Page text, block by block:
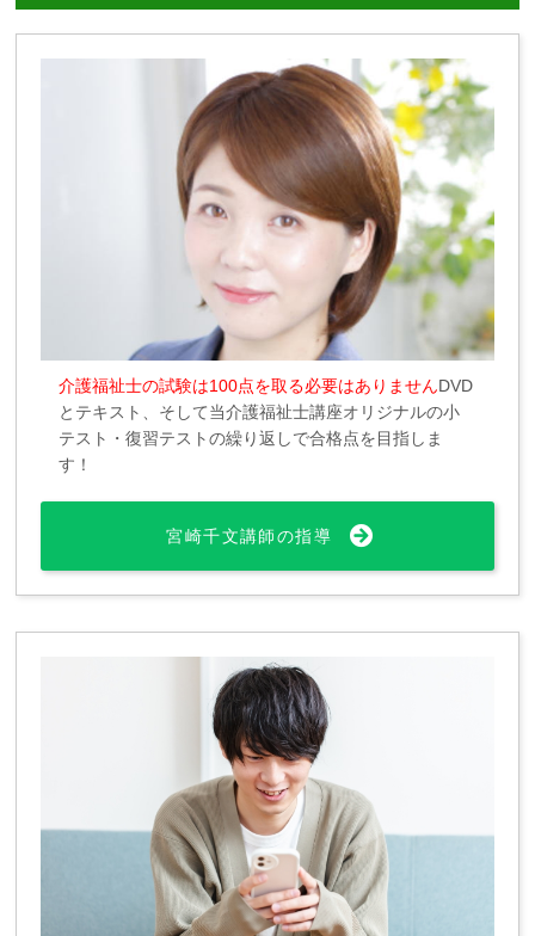
介護福祉士の試験は100点を取る必要はありませんDVD
とテキスト、そして当介護福祉士講座オリジナルの小
テスト・復習テストの繰り返しで合格点を目指しま
す！
宮崎千文講師の指導